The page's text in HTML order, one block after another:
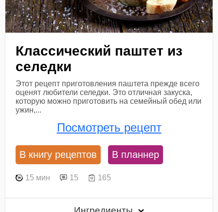
Классический паштет из
селедки
Этот рецепт приготовления паштета прежде всего
оценят любители селедки. Это отличная закуска,
которую можно приготовить на семейный обед или
ужин,...
Посмотреть рецепт
В книгу рецептов В планнер
15 мин 15 165